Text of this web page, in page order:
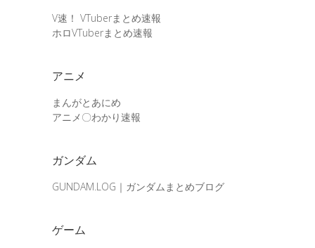
V速！ VTuberまとめ速報
ホロVTuberまとめ速報
アニメ
まんがとあにめ
アニメ〇わかり速報
ガンダム
GUNDAM.LOG｜ガンダムまとめブログ
ゲーム